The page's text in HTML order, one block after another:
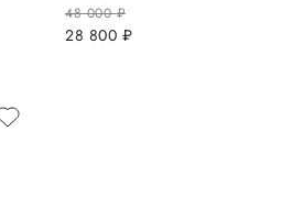
48 000руб.
28 800 руб.